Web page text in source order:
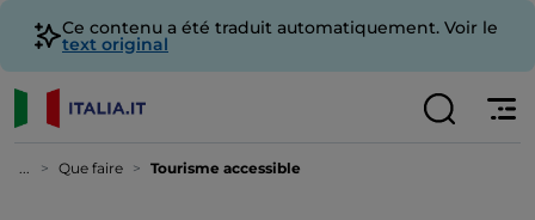
Ce contenu a été traduit automatiquement. Voir le
text original
... Que faire Tourisme accessible